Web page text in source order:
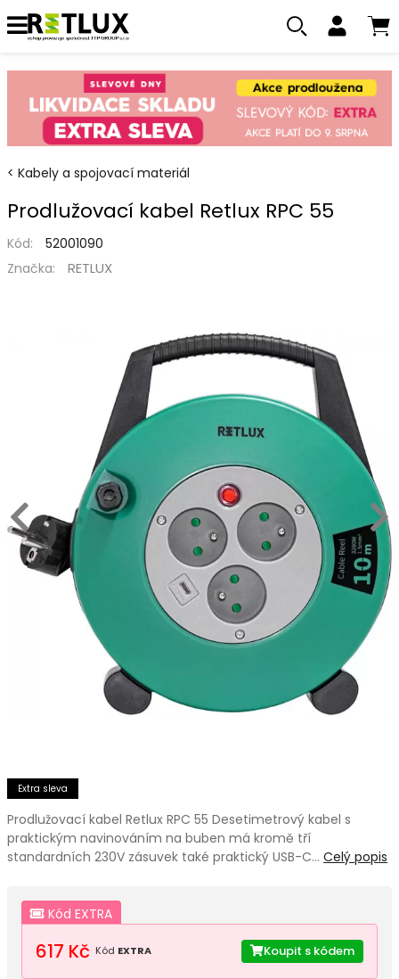
Kabely a spojovací materiál
Prodlužovací kabel Retlux RPC 55
Kód:
52001090
Značka:
RETLUX
Extra sleva
Prodlužovací kabel Retlux RPC 55 Desetimetrový kabel s
praktickým navinováním na buben má kromě tří
standardních 230V zásuvek také praktický USB-C… Celý popis
Kód EXTRA
617 Kč Kód EXTRA Koupit s kódem